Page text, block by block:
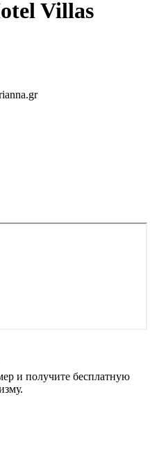
Villas
и получите бесплатную